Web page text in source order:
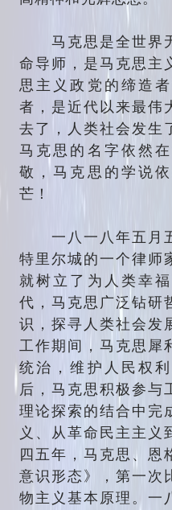
马克思是全世界
命导师，是马克思主
思主义政党的缔造
者，是近代以来最伟
去了，人类社会发生
马克思的名字依然
敬，马克思的学说
芒！
一八一八年五月五
特里尔城的一个律师
就树立了为人类幸
代，马克思广泛钻研
识，探寻人类社会发
工作期间，马克思犀
统治，维护人民权
后，马克思积极参与
理论探索的结合中完
义、从革命民主主义
四五年，马克思、恩
意识形态》，第一次
物主义基本原理。一